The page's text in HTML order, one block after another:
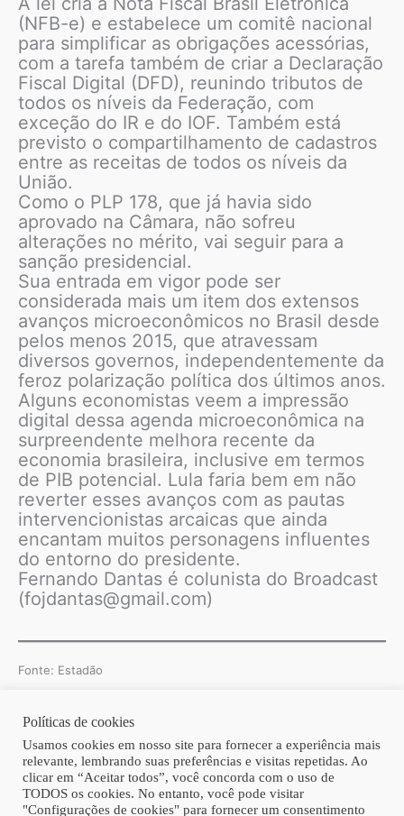
(NFB-e) e estabelece um comitê nacional
para simplificar as obrigações acessórias,
com a tarefa também de criar a Declaração
Fiscal Digital (DFD), reunindo tributos de
todos os níveis da Federação, com
exceção do IR e do IOF. Também está
previsto o compartilhamento de cadastros
entre as receitas de todos os níveis da
União.
Como o PLP 178, que já havia sido
aprovado na Câmara, não sofreu
alterações no mérito, vai seguir para a
sanção presidencial.
Sua entrada em vigor pode ser
considerada mais um item dos extensos
avanços microeconômicos no Brasil desde
pelos menos 2015, que atravessam
diversos governos, independentemente da
feroz polarização política dos últimos anos.
Alguns economistas veem a impressão
digital dessa agenda microeconômica na
surpreendente melhora recente da
economia brasileira, inclusive em termos
de PIB potencial. Lula faria bem em não
reverter esses avanços com as pautas
intervencionistas arcaicas que ainda
encantam muitos personagens influentes
do entorno do presidente.
Fernando Dantas é colunista do Broadcast
(fojdantas@gmail.com)
Fonte: Estadão
Copyright © 2026 | Homero Costa Advogados
Políticas de cookies
Usamos cookies em nosso site para fornecer a experiência mais
relevante, lembrando suas preferências e visitas repetidas. Ao
clicar em “Aceitar todos”, você concorda com o uso de
TODOS os cookies. No entanto, você pode visitar
"Configurações de cookies" para fornecer um consentimento